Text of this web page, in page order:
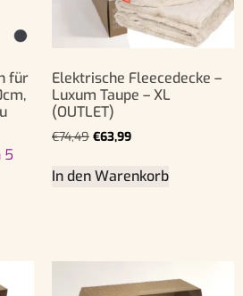
für
5
Elektrische Fleecedecke –
Luxum Taupe – XL
(OUTLET)
€74,49 €63,99
In den Warenkorb